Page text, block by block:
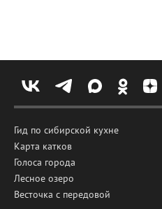
Гид по сибирской кухне
Карта катков
Голоса города
Лесное озеро
Весточка с передовой